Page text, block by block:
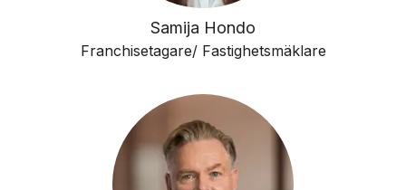
Samija Hondo
Franchisetagare/ Fastighetsmäklare